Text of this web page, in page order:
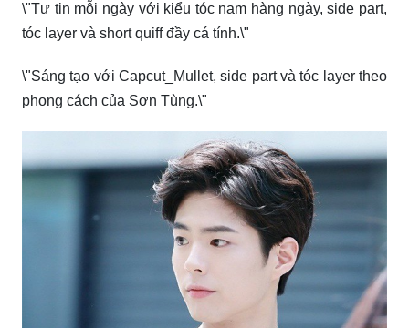
\"Tự tin mỗi ngày với kiểu tóc nam hàng ngày, side part,
tóc layer và short quiff đầy cá tính.\"
\"Sáng tạo với Capcut_Mullet, side part và tóc layer theo
phong cách của Sơn Tùng.\"